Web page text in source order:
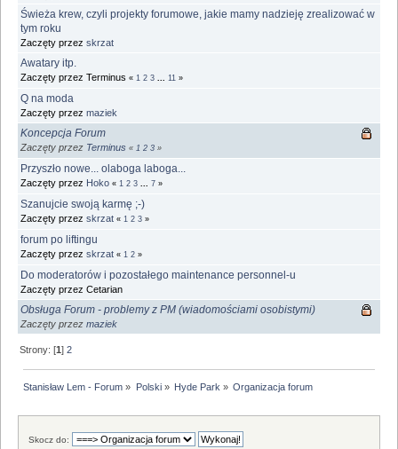
Świeża krew, czyli projekty forumowe, jakie mamy nadzieję zrealizować w
tym roku
Zaczęty przez skrzat
Awatary itp.
Zaczęty przez Terminus « 1 2 3 11 »
Q na moda
Zaczęty przez maziek
Koncepcja Forum
Zaczęty przez Terminus « 1 2 3 »
Przyszło nowe... olaboga laboga...
Zaczęty przez Hoko « 1 2 3 7 »
Szanujcie swoją karmę ;-)
Zaczęty przez skrzat « 1 2 3 »
forum po liftingu
Zaczęty przez skrzat « 1 2 »
Do moderatorów i pozostałego maintenance personnel-u
Zaczęty przez Cetarian
Obsługa Forum - problemy z PM (wiadomościami osobistymi)
Zaczęty przez maziek
Strony: [1]2
Stanisław Lem - Forum » Polski» Hyde Park » Organizacja forum
Skocz do: